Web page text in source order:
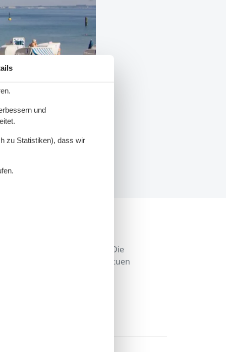
nah beieinander liegen. Die
Plätze, Brunnen und Statuen
und
zu Statistiken), dass wir